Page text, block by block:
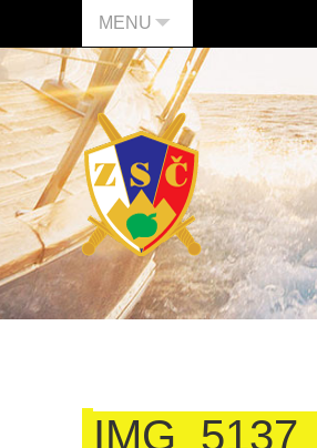
MENU
IMG_5137